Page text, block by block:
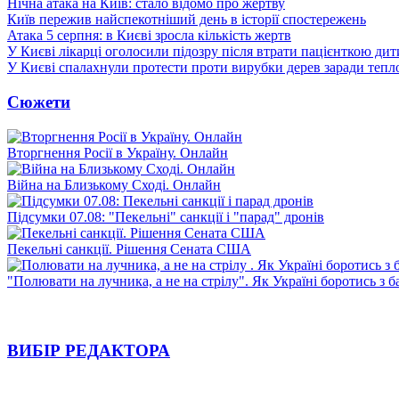
Нічна атака на Київ: стало відомо про жертву
Київ пережив найспекотніший день в історії спостережень
Атака 5 серпня: в Києві зросла кількість жертв
У Києві лікарці оголосили підозру після втрати пацієнткою
У Києві спалахнули протести проти вирубки дерев заради
Сюжети
Вторгнення Росії в Україну. Онлайн
Війна на Близькому Сході. Онлайн
Підсумки 07.08: "Пекельні" санкції і "парад" дронів
Пекельні санкції. Рішення Сената США
"Полювати на лучника, а не на стрілу". Як Україні боротись з
ВИБІР РЕДАКТОРА